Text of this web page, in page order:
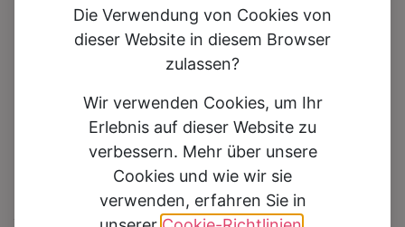
Die Verwendung von Cookies von
dieser Website in diesem Browser
zulassen?
Wir verwenden Cookies, um Ihr
Erlebnis auf dieser Website zu
verbessern. Mehr über unsere
Cookies und wie wir sie
verwenden, erfahren Sie in